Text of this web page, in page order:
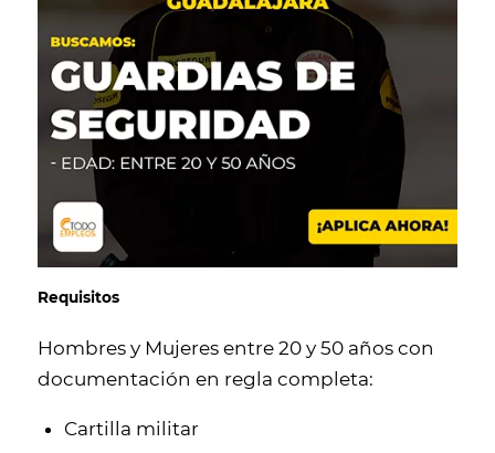
Requisitos
Hombres y Mujeres entre 20 y 50 años con
documentación en regla completa:
Cartilla militar